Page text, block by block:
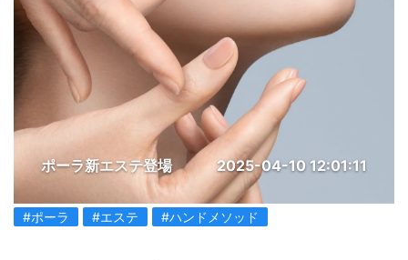
ポーラ新エステ登場 2025-04-10 12:01:11
#ポーラ #エステ #ハンドメソッド